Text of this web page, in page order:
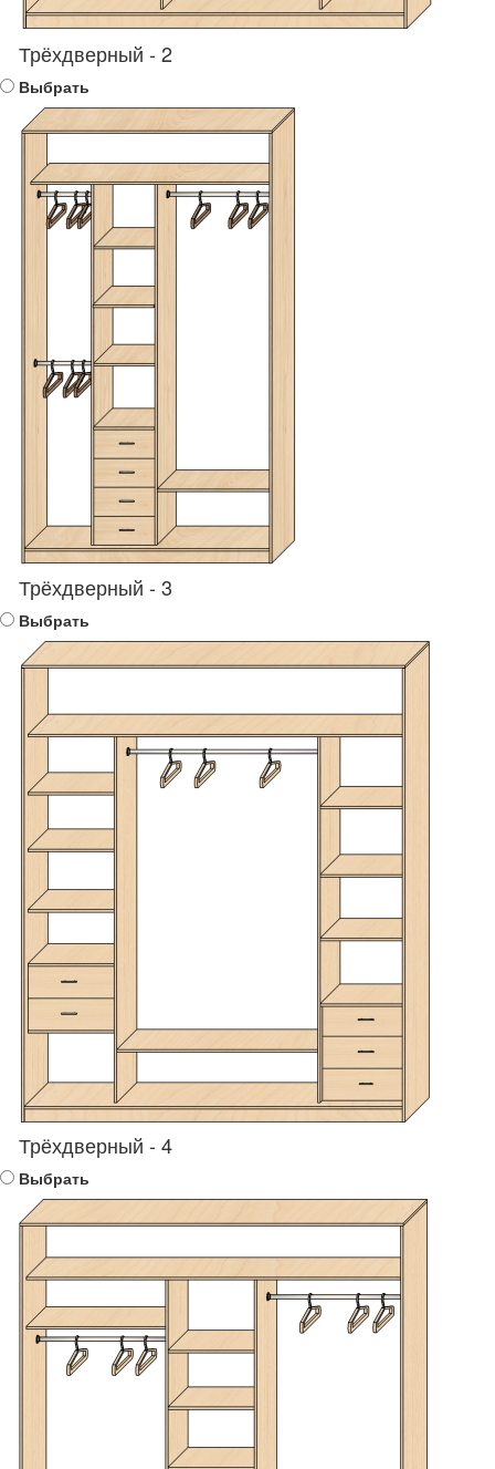
Трёхдверный - 2
Выбрать
Трёхдверный - 3
Выбрать
Трёхдверный - 4
Выбрать